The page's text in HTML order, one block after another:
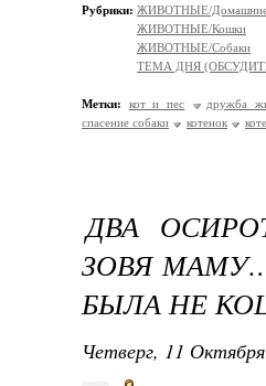
Рубрики: ЖИВОТНЫЕ/Домашние
ЖИВОТНЫЕ/Кошки
ЖИВОТНЫЕ/Собаки
ТЕМА ДНЯ
Метки: кот и пес
дружба
спасение собаки
котенок
ДВА
ЗОВЯ
БЫЛА НЕ
Четверг, 11